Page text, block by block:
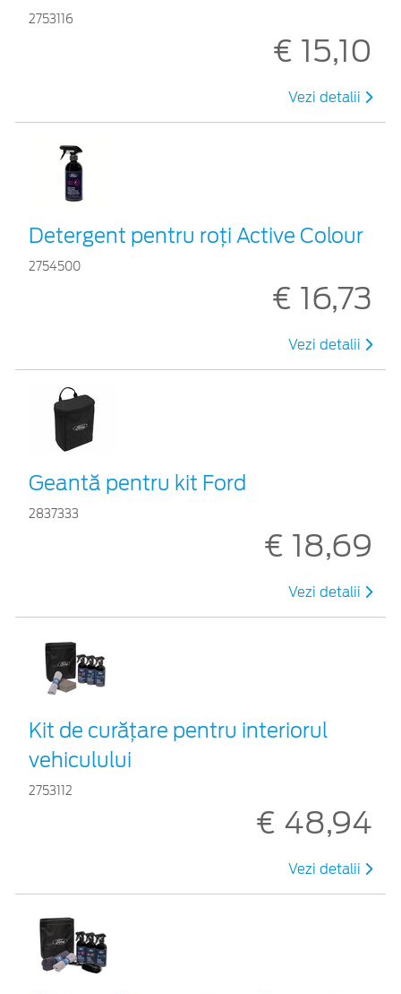
2753116
€ 15,10
Vezi detalii
Detergent pentru roți Active Colour
2754500
€ 16,73
Vezi detalii
Geantă pentru kit Ford
2837333
€ 18,69
Vezi detalii
Kit de curățare pentru interiorul
vehiculului
2753112
€ 48,94
Vezi detalii